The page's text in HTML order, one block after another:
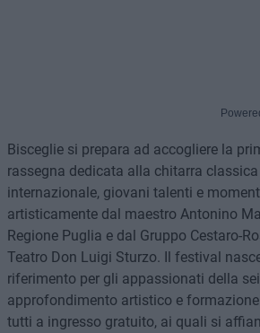
Bisceglie si prepara ad accogliere la
rassegna dedicata alla chitarra
internazionale, giovani talenti e
artisticamente dal maestro Antonino
Regione Puglia e dal Gruppo Cestaro-
Teatro Don Luigi Sturzo. Il festival
riferimento per gli appassionati della
approfondimento artistico e
tutti a ingresso gratuito, ai quali si